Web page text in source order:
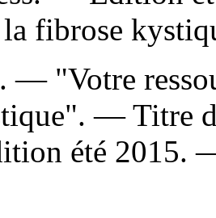
fibrose
— "Votre
— Titre
été